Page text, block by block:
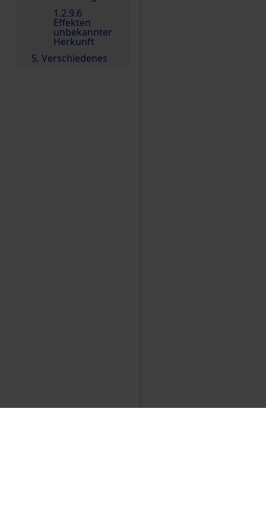
1.2.9.6
Effekten
unbekannter
Herkunft
5. Verschiedenes